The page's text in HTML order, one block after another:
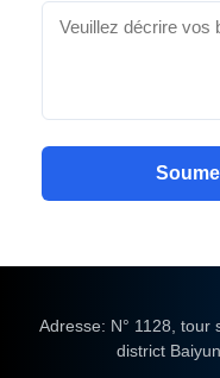
Adresse: N° 1128, tour
district